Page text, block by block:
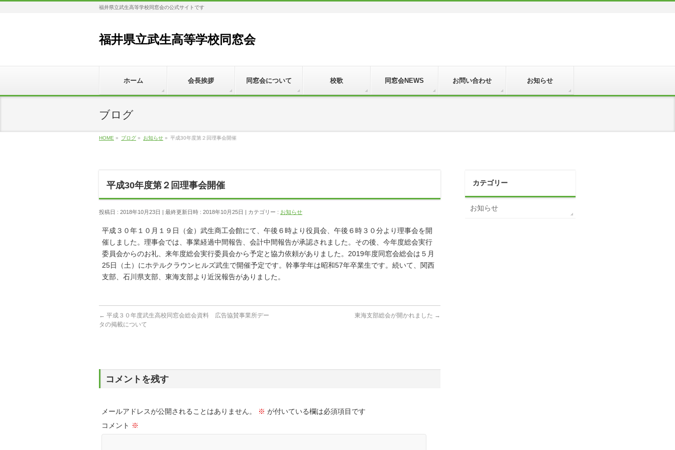
福井県立武生高等学校同窓会の公式サイトです
福井県立武生高等学校同窓会
ホーム 会長挨拶 同窓会について 校歌 同窓会NEWS お問い合わせ お知らせ
ブログ
HOME » ブログ » お知らせ » 平成30年度第２回理事会開催
平成30年度第２回理事会開催
投稿日 : 2018年10月23日 最終更新日時 : 2018年10月25日 カテゴリー : お知らせ
平成３０年１０月１９日（金）武生商工会館にて、午後６時より役員会、午後６時３０分より理事会を開
催しました。理事会では、事業経過中間報告、会計中間報告が承認されました。その後、今年度総会実行
委員会からのお礼、来年度総会実行委員会から予定と協力依頼がありました。2019年度同窓会総会は５月
25日（土）にホテルクラウンヒルズ武生で開催予定です。幹事学年は昭和57年卒業生です。続いて、関西
支部、石川県支部、東海支部より近況報告がありました。
← 平成３０年度武生高校同窓会総会資料 広告協賛事業所デー
タの掲載について
東海支部総会が開かれました →
コメントを残す
メールアドレスが公開されることはありません。 ※ が付いている欄は必須項目です
コメント ※
カテゴリー
お知らせ